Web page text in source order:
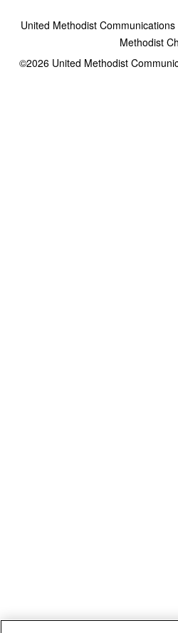
United Methodist
Methodist
©2026United Methodist